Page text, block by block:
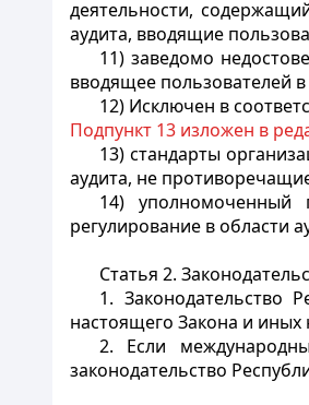
деятельности,
аудита, вводящие
11) заведомо
вводящее пользователей
12) Исключен в
Подпункт 13 изложен в
13) стандарты
аудита, не
14) уполномоченный
регулирование в области
Статья 2.
1. Законодательство
настоящего Закона и иных
2. Если
законодательство